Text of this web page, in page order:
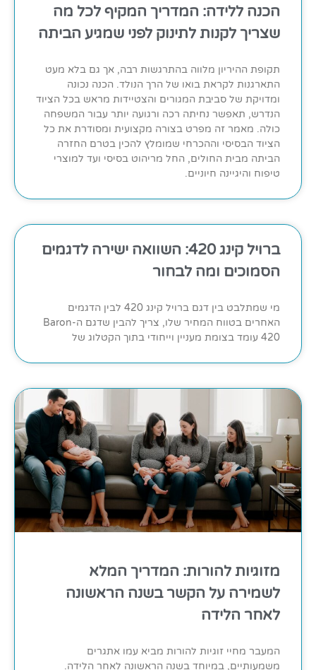
הכנה ללידה: המדריך המקיף לכל מה
שצריך לקנות לתינוק לפני שמגיע הביתה
תקופת ההיריון מלווה בהתרגשות רבה, אך גם בלא מעט
התארגנות לקראת בואו של הרך הנולד. הכנה נכונה
ומדויקת של סביבת המגורים והצטיידות מראש בכל הציוד
הנדרש, תאפשר נחיתה רכה ורגועה יותר עבור המשפחה
כולה. מאמר זה מפרט בצורה מקצועית ומסודרת את כל
הציוד הבסיסי וההכרחי שמומלץ להכין בטרם החזרה
הביתה מבית החולים, החל מריהוט בסיסי ועד למוצרי
טיפוח והיגיינה חיוניים.
ברויל קינג 420: השוואה ישירה לדגמים
הסמוכים ומה לבחור
מי שמתלבט בין דגם ברויל קינג 420 לבין הדגמים
האחרים בטווח המחיר שלו, צריך להבין שדגם ה-Baron
420 עומד בצומת מעניין וייחודי בתוך הקטלוג של
מזוגיות להורות: המדריך המלא
לשמירה על הקשר בשנה הראשונה
לאחר הלידה
המעבר מחיי זוגיות להורות מביא עמו אתגרים
משמעותיים, במיוחד בשנה הראשונה לאחר הלידה.